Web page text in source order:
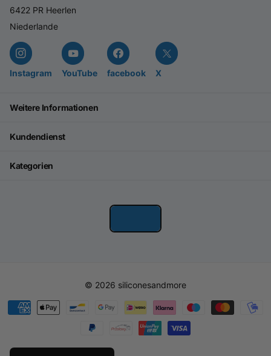
Weitere Informationen
Kundendienst
Kategorien
6422 PR Heerlen
Niederlande
Instagram YouTube facebook X
© 2026 siliconesandmore